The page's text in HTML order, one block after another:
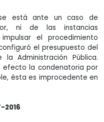
está ante un caso de
ni de las instancias
el procedimiento
el presupuesto del
Administración Pública.
efecto la condenatoria por
ésta es improcedente en
2016